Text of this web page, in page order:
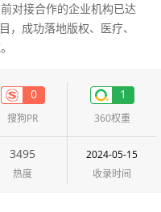
对接合作的企业机构已达
，成功落地版权、医疗、
0
搜狗PR
1
360权重
3495
热度
2024-05-15
收录时间